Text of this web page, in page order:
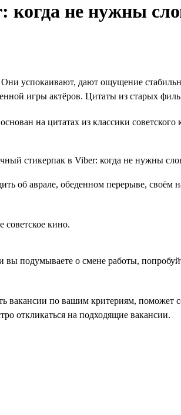
когда не нужны
успокаивают, дают ощущение
игры актёров. Цитаты из старых
на цитатах из классики
об аврале, обеденном перерыве,
советское кино.
подумываете о смене работы,
вакансии по вашим критериям, поможет
откликаться на подходящие вакансии.